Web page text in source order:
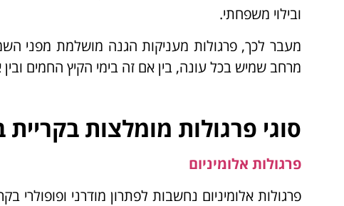
ובילוי משפחתי.
מעבר לכך, פרגולות מעניקות הגנה מושלמת מפני
מרחב שמיש בכל עונה, בין אם זה בימי הקיץ החמים
סוגי פרגולות מומלצות בקריית
פרגולות אלומיניום
פרגולות אלומיניום נחשבות לפתרון מודרני ופופולרי